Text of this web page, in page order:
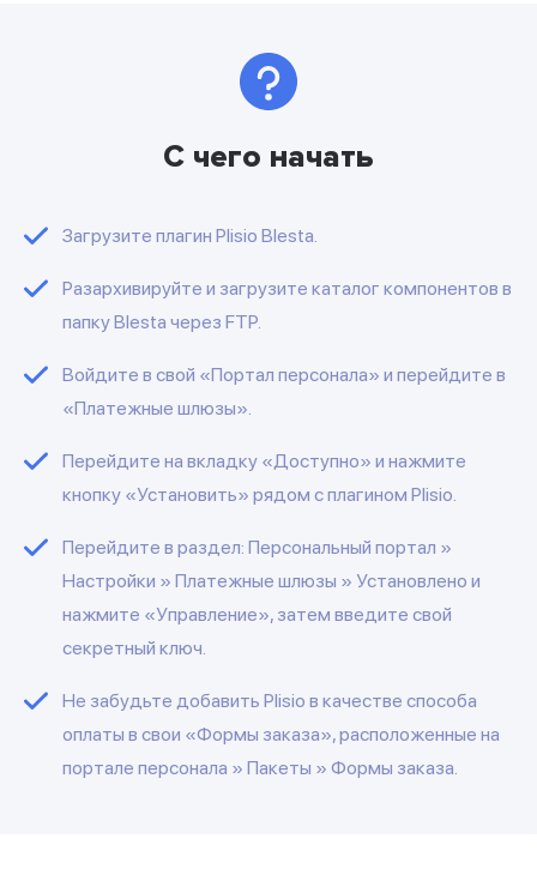
С чего начать
Загрузите плагин Plisio Blesta.
Разархивируйте и загрузите каталог компонентов в
папку Blesta через FTP.
Войдите в свой «Портал персонала» и перейдите в
«Платежные шлюзы».
Перейдите на вкладку «Доступно» и нажмите
кнопку «Установить» рядом с плагином Plisio.
Перейдите в раздел: Персональный портал »
Настройки » Платежные шлюзы » Установлено и
нажмите «Управление», затем введите свой
секретный ключ.
Не забудьте добавить Plisio в качестве способа
оплаты в свои «Формы заказа», расположенные на
портале персонала » Пакеты » Формы заказа.